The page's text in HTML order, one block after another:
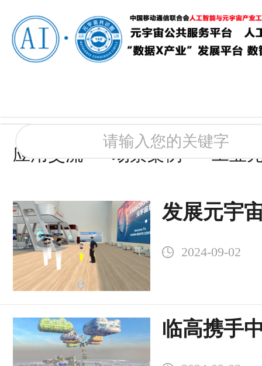
应用交流 场景案例 工业
发展元宇
2024-09-02
临高携手